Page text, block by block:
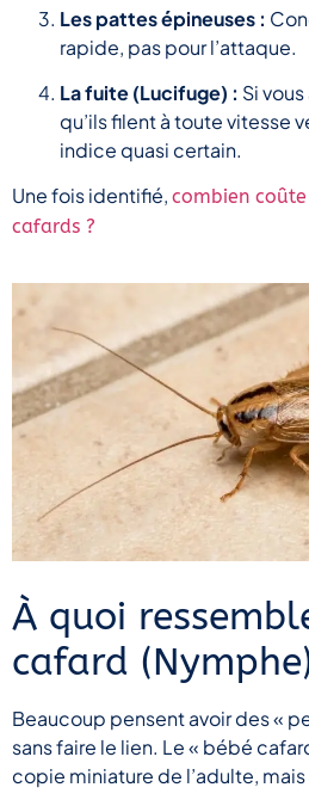
Les pattes épineuses :
rapide, pas pour l’attaque.
La fuite (Lucifuge) : Si
qu’ils filent à toute vitesse
indice quasi certain.
Une fois identifié, combien
cafards ?
À quoi
cafard
Beaucoup pensent avoir des «
sans faire le lien. Le « bébé
copie miniature de l’adulte, mais